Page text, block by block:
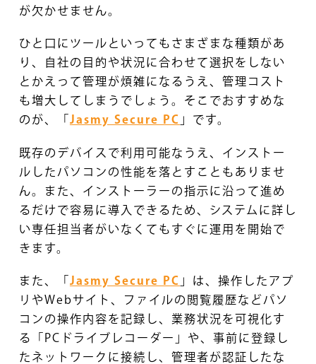
が欠かせません。
ひと口にツールといってもさまざまな種類があ
り、自社の目的や状況に合わせて選択をしない
とかえって管理が煩雑になるうえ、管理コスト
も増大してしまうでしょう。そこでおすすめな
のが、「 Jasmy Secure PC 」です。
既存のデバイスで利用可能なうえ、インストー
ルしたパソコンの性能を落とすこともありませ
ん。また、インストーラーの指示に沿って進め
るだけで容易に導入できるため、システムに詳し
い専任担当者がいなくてもすぐに運用を開始で
きます。
また、「 Jasmy Secure PC 」は、操作したアプ
リやWebサイト、ファイルの閲覧履歴などパソ
コンの操作内容を記録し、業務状況を可視化す
る「PCドライブレコーダー」や、事前に登録し
たネットワークに接続し、管理者が認証したな